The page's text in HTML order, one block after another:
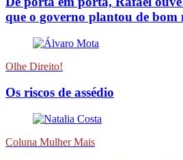
que o governo plantou de bom
Olhe Direito!
Os riscos de assédio
Coluna Mulher Mais